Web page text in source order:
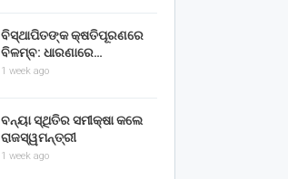
ବିସ୍ଥାପିତଙ୍କ କ୍ଷତିପୂରଣରେ
ବିଳମ୍ବ: ଧାରଣାରେ…
1 week ago
ବନ୍ୟା ସ୍ଥିତିର ସମୀକ୍ଷା କଲେ
ରାଜସ୍ୱମନ୍ତ୍ରୀ
1 week ago